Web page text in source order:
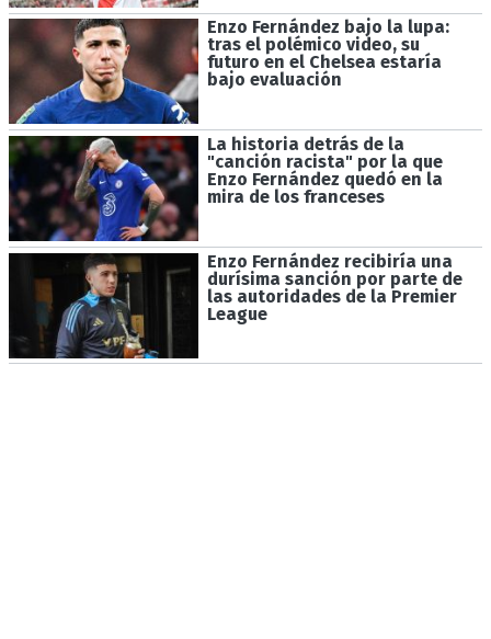
Enzo Fernández bajo la lupa:
tras el polémico video, su
futuro en el Chelsea estaría
bajo evaluación
La historia detrás de la
"canción racista" por la que
Enzo Fernández quedó en la
mira de los franceses
Enzo Fernández recibiría una
durísima sanción por parte de
las autoridades de la Premier
League